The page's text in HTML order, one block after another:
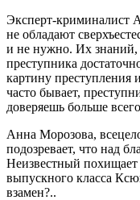
Эксперт-криминалист
не обладают
и не нужно. Их знаний,
преступника
картину преступления
часто бывает,
доверяешь больше
Анна Морозова,
подозревает, что над
Неизвестный
выпускного класса
взамен?..